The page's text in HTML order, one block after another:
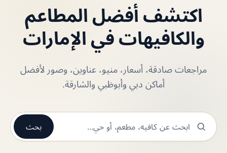
اكتشف أفضل المطاعم
والكافيهات في الإمارات
مراجعات صادقة، أسعار، منيو، عناوين، وصور لأفضل
أماكن دبي وأبوظبي والشارقة.
بحث